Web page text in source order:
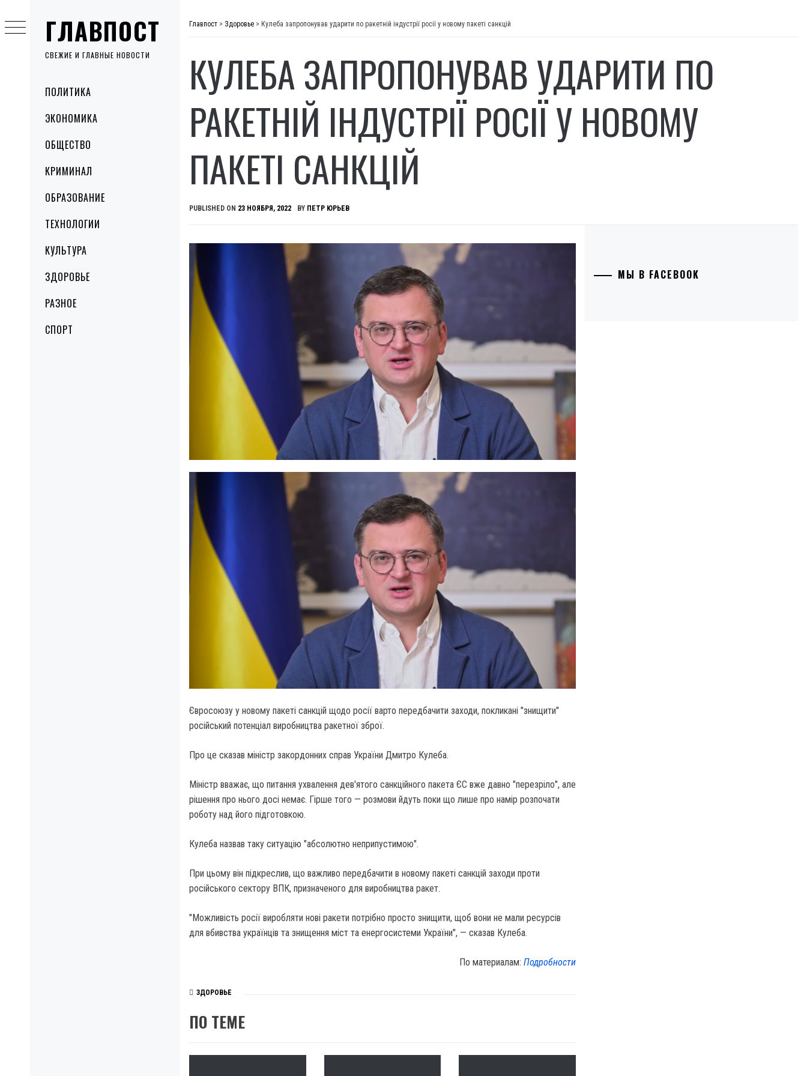
ГЛАВПОСТ
СВЕЖИЕ И ГЛАВНЫЕ НОВОСТИ
MenuПОЛИТИКА
ЭКОНОМИКА
ОБЩЕСТВО
КРИМИНАЛ
ОБРАЗОВАНИЕ
ТЕХНОЛОГИИ
КУЛЬТУРА
ЗДОРОВЬЕ
РАЗНОЕ
СПОРТ
to
content
Главпост > Здоровье > Кулеба запропонував ударити по ракетній індустрії росії у новому пакеті санкцій
КУЛЕБА ЗАПРОПОНУВАВ УДАРИТИ ПО
РАКЕТНІЙ ІНДУСТРІЇ РОСІЇ У НОВОМУ
ПАКЕТІ САНКЦІЙ
PUBLISHED ON 23 НОЯБРЯ, 2022 BY ПЕТР ЮРЬЕВ
Євросоюзу у новому пакеті санкцій щодо росії варто передбачити заходи, покликані "знищити"
російський потенціал виробництва ракетної зброї.
Про це сказав міністр закордонних справ України Дмитро Кулеба.
Міністр вважає, що питання ухвалення дев'ятого санкційного пакета ЄС вже давно "перезріло", але
рішення про нього досі немає. Гірше того — розмови йдуть поки що лише про намір розпочати
роботу над його підготовкою.
Кулеба назвав таку ситуацію "абсолютно неприпустимою".
При цьому він підкреслив, що важливо передбачити в новому пакеті санкцій заходи проти
російського сектору ВПК, призначеного для виробництва ракет.
"Можливість росії виробляти нові ракети потрібно просто знищити, щоб вони не мали ресурсів
для вбивства українців та знищення міст та енергосистеми України", — сказав Кулеба.
По материалам:Подробности
ЗДОРОВЬЕ
ПО ТЕМЕ
МЫ В FACEBOOK